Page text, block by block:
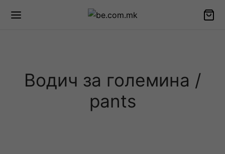
Водич за големина /
pants